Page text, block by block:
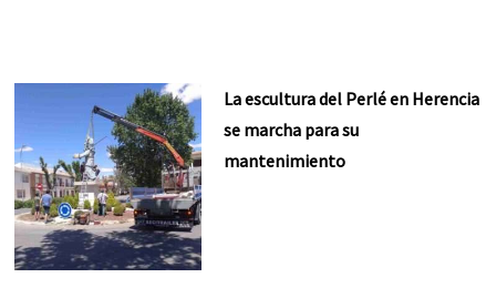
La escultura del Perlé en Herencia
se marcha para su
mantenimiento